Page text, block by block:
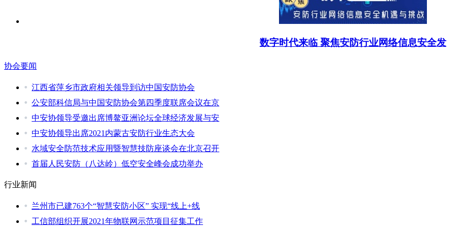
数字时代来临 聚焦安防行业网络信息安全发
协会要闻
江西省萍乡市政府相关领导到访中国安防协会
公安部科信局与中国安防协会第四季度联席会议在京
中安协领导受邀出席博鳌亚洲论坛全球经济发展与安
中安协领导出席2021内蒙古安防行业生态大会
水域安全防范技术应用暨智慧技防座谈会在北京召开
首届人民安防（八达岭）低空安全峰会成功举办
行业新闻
兰州市已建763个“智慧安防小区” 实现“线上+线
工信部组织开展2021年物联网示范项目征集工作